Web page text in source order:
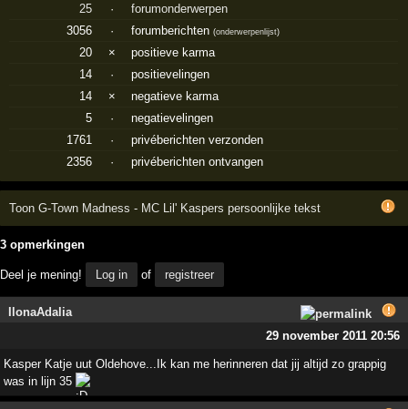
25
·
forumonderwerpen
3056
· forumberichten(onderwerpenlijst)
20 ×
positieve karma
14
·
positievelingen
14
×
negatieve karma
5
·
negatievelingen
1761
·
privéberichten verzonden
2356
· privéberichten ontvangen
Toon G-Town Madness - MC Lil' Kaspers persoonlijke tekst
3 opmerkingen
Deel je mening! Log in of registreer
IlonaAdalia
29 november 2011 20:56
Kasper Katje uut Oldehove...Ik kan me herinneren dat jij altijd zo grappig
was in lijn 35